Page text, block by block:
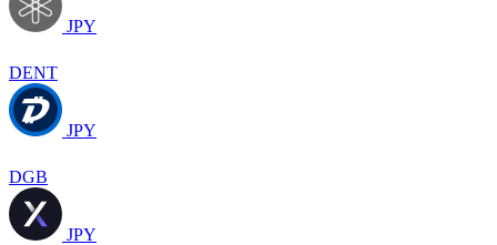
JPY
DENT
JPY
DGB
JPY